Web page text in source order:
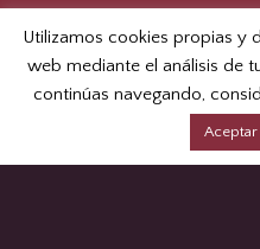
Utilizamos cookies propias y
web mediante el análisis de
continúas navegando,
Aceptar